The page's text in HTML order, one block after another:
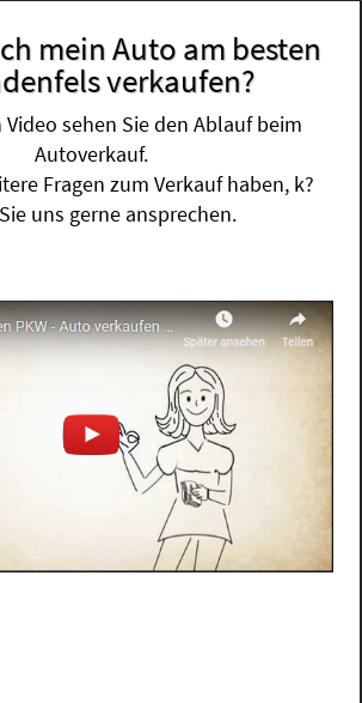
mein Auto am besten
verkaufen?
sehen Sie den Ablauf beim
Autoverkauf.
Fragen zum Verkauf haben, k?
uns gerne ansprechen.